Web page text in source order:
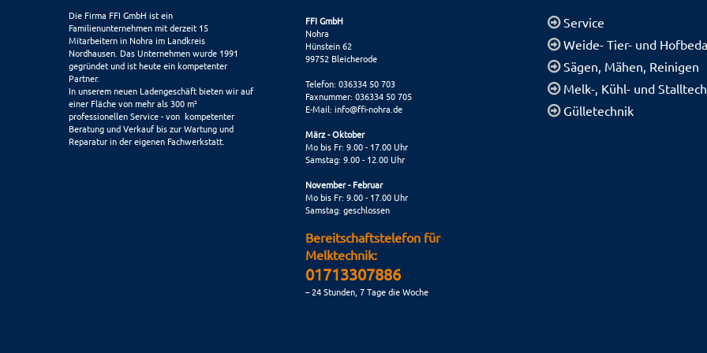
Die Firma FFI GmbH ist ein
Familienunternehmen mit derzeit 15
Mitarbeitern in Nohra im Landkreis
Nordhausen. Das Unternehmen wurde 1991
gegründet und ist heute ein kompetenter
Partner.
In unserem neuen Ladengeschäft bieten wir auf
einer Fläche von mehr als 300 m²
professionellen Service - von kompetenter
Beratung und Verkauf bis zur Wartung und
Reparatur in der eigenen Fachwerkstatt.
FFI GmbH
Nohra
Hünstein 62
99752 Bleicherode
Telefon: 036334 50 703
Faxnummer: 036334 50 705
E-Mail: info@ffi-nohra.de
März - Oktober
Mo bis Fr: 9.00 - 17.00 Uhr
Samstag: 9.00 - 12.00 Uhr
November - Februar
Mo bis Fr: 9.00 - 17.00 Uhr
Samstag: geschlossen
Bereitschaftstelefon für
Melktechnik:
01713307886
– 24 Stunden, 7 Tage die Woche
Service
Weide- Tier- und
Sägen, Mähen, Reinigen
Melk-, Kühl- und
Gülletechnik